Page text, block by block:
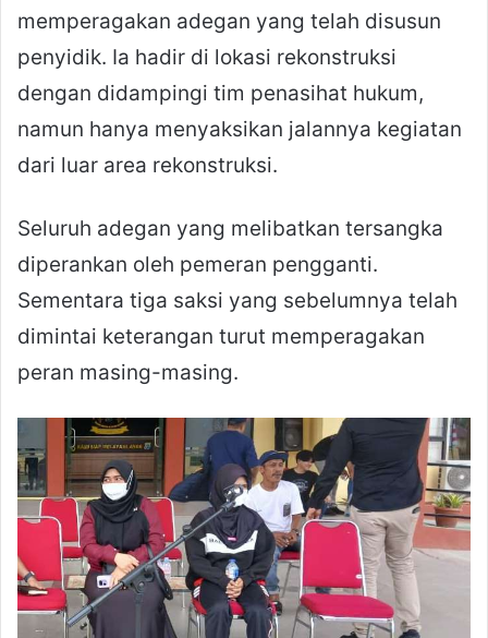
memperagakan adegan yang telah disusun
penyidik. Ia hadir di lokasi rekonstruksi
dengan didampingi tim penasihat hukum,
namun hanya menyaksikan jalannya kegiatan
dari luar area rekonstruksi.
Seluruh adegan yang melibatkan tersangka
diperankan oleh pemeran pengganti.
Sementara tiga saksi yang sebelumnya telah
dimintai keterangan turut memperagakan
peran masing-masing.